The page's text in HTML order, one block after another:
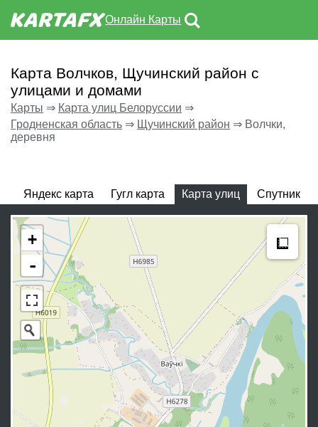
Онлайн Карты
Карта Волчков, Щучинский район с
улицами и домами
Карты ⇒ Карта улиц Белоруссии ⇒
Гродненская область ⇒ Щучинский район ⇒ Волчки,
деревня
Яндекс карта Гугл карта Карта улиц Спутник
+
-